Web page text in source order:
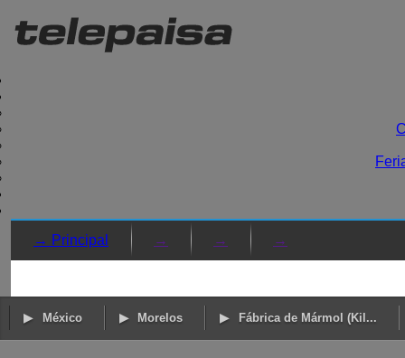
→ Principal → → →
México Morelos Fábrica de Mármol (Kil...